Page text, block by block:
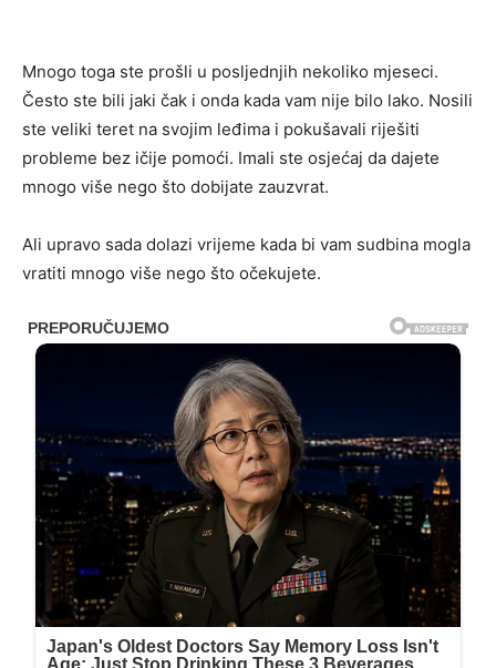
Mnogo toga ste prošli u posljednjih nekoliko mjeseci.
Često ste bili jaki čak i onda kada vam nije bilo lako. Nosili
ste veliki teret na svojim leđima i pokušavali riješiti
probleme bez ičije pomoći. Imali ste osjećaj da dajete
mnogo više nego što dobijate zauzvrat.
Ali upravo sada dolazi vrijeme kada bi vam sudbina mogla
vratiti mnogo više nego što očekujete.